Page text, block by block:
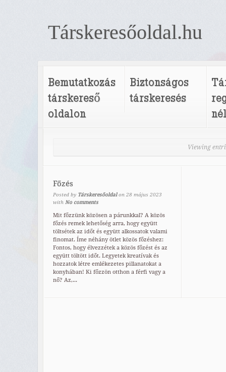
Társkeresőoldal.hu
Bemutatkozás
társkereső
oldalon
Biztonságos
társkeresés
Viewing
Főzés
Posted by Társkeresőoldal on 28 május 2023
with No comments
Mit főzzünk közösen a párunkkal? A közös
főzés remek lehetőség arra, hogy együtt
töltsétek az időt és együtt alkossatok valami
finomat. Íme néhány ötlet közös főzéshez:
Fontos, hogy élvezzétek a közös főzést és az
együtt töltött időt. Legyetek kreatívak és
hozzatok létre emlékezetes pillanatokat a
konyhában! Ki főzzön otthon a férfi vagy a
nő? Az,...